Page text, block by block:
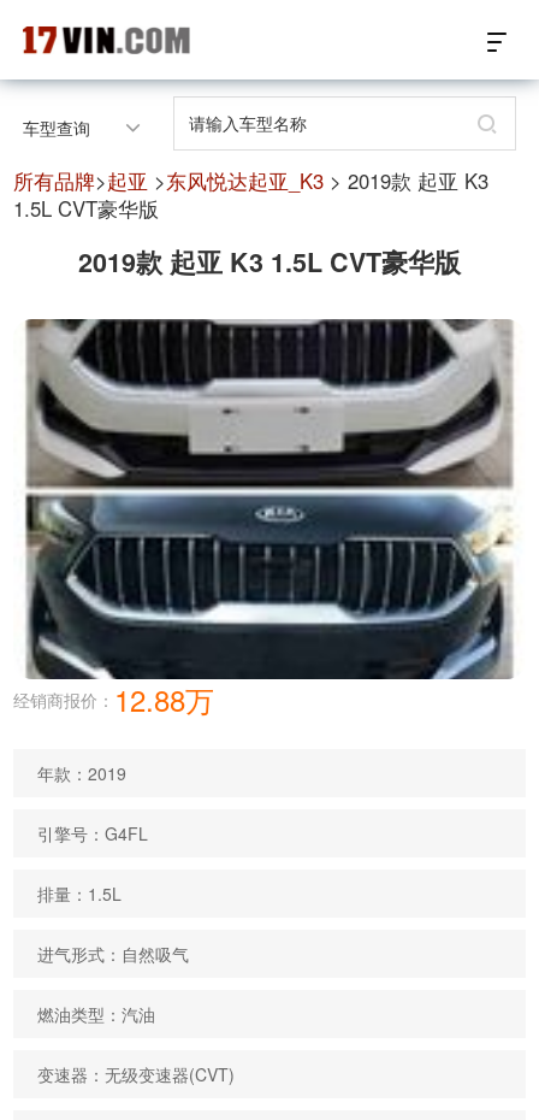
17VIN车架号查询首页
汽配数据开放接口
汽配产品电子目录
微信群智能客服
个性化私人定制
关于我们
车型查询
所有品牌>起亚 >东风悦达起亚_K3 > 2019款 起亚 K3
1.5L CVT豪华版
2019款 起亚 K3 1.5L CVT豪华版
经销商报价： 12.88万
年款：2019
引擎号：G4FL
排量：1.5L
进气形式：自然吸气
燃油类型：汽油
变速器：无级变速器(CVT)